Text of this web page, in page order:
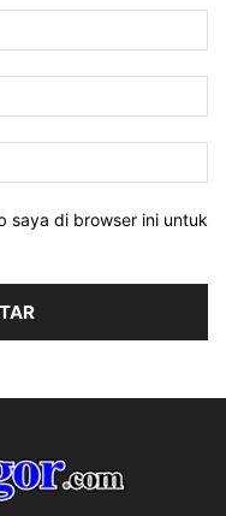
saya di browser ini untuk